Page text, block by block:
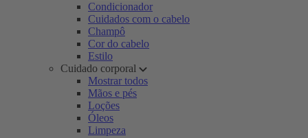
Condicionador
Cuidados com o cabelo
Champô
Cor do cabelo
Estilo
Cuidado corporal
Mostrar todos
Mãos e pés
Loções
Óleos
Limpeza